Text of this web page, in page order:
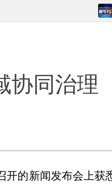
协同治理
的新闻发布会上获